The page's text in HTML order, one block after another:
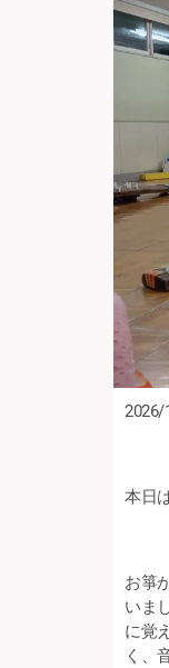
2026/
本日
お箏
いま
に覚
く、